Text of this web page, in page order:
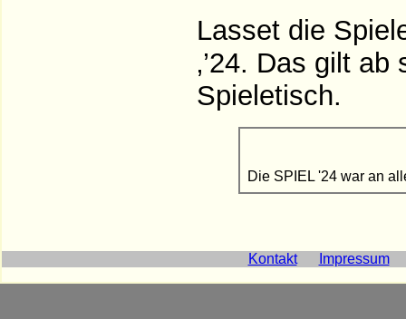
Lasset die
‚’24. Das gilt
Spieletisch.
Die SPIEL '24 war an
Kontakt Impressum